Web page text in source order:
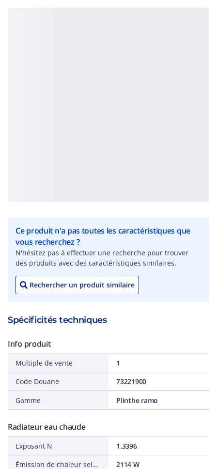
Ce produit n'a pas toutes les caractéristiques que
vous recherchez ?
N'hésitez pas à effectuer une recherche pour trouver
des produits avec des caractéristiques similaires.
Rechercher un produit similaire
Spécificités techniques
Info produit
Multiple de vente
1
Code Douane
73221900
Gamme Plinthe ramo
Radiateur eau chaude
Exposant N
1.3396
Émission de chaleur selon EN 442 20 °C - 75/65
2114 W